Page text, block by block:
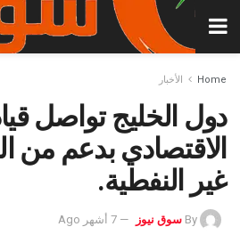
Home الأخبار
دول الخليج تواصل
الاقتصادي بدعم من
غير النفطية.
By سوق نيوز 7 أشهر Ago